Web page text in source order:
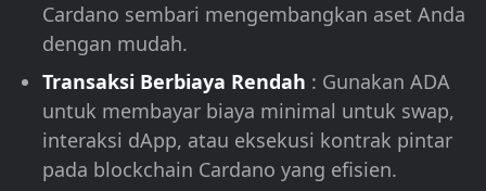
Cardano sembari mengembangkan aset Anda
dengan mudah.
Transaksi Berbiaya Rendah : Gunakan ADA
untuk membayar biaya minimal untuk swap,
interaksi dApp, atau eksekusi kontrak pintar
pada blockchain Cardano yang efisien.